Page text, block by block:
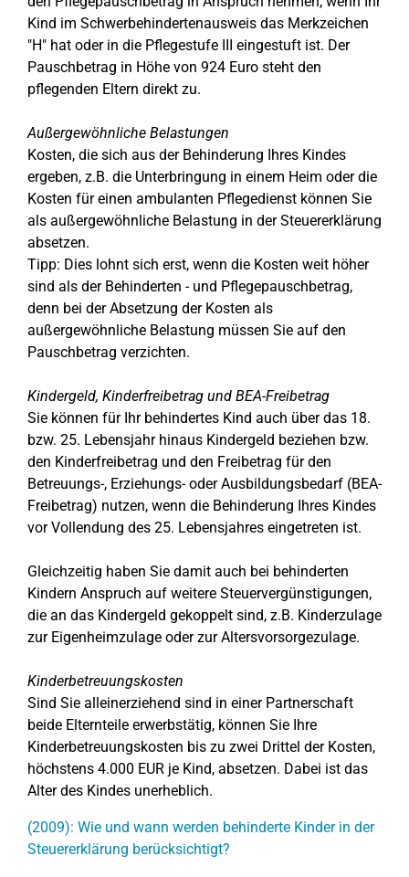
Kind im Schwerbehindertenausweis das Merkzeichen
"H" hat oder in die Pflegestufe III eingestuft ist. Der
Pauschbetrag in Höhe von 924 Euro steht den
pflegenden Eltern direkt zu.
Außergewöhnliche Belastungen
Kosten, die sich aus der Behinderung Ihres Kindes
ergeben, z.B. die Unterbringung in einem Heim oder die
Kosten für einen ambulanten Pflegedienst können Sie
als außergewöhnliche Belastung in der Steuererklärung
absetzen.
Tipp: Dies lohnt sich erst, wenn die Kosten weit höher
sind als der Behinderten - und Pflegepauschbetrag,
denn bei der Absetzung der Kosten als
außergewöhnliche Belastung müssen Sie auf den
Pauschbetrag verzichten.
Kindergeld, Kinderfreibetrag und BEA-Freibetrag
Sie können für Ihr behindertes Kind auch über das 18.
bzw. 25. Lebensjahr hinaus Kindergeld beziehen bzw.
den Kinderfreibetrag und den Freibetrag für den
Betreuungs-, Erziehungs- oder Ausbildungsbedarf (BEA-
Freibetrag) nutzen, wenn die Behinderung Ihres Kindes
vor Vollendung des 25. Lebensjahres eingetreten ist.
Gleichzeitig haben Sie damit auch bei behinderten
Kindern Anspruch auf weitere Steuervergünstigungen,
die an das Kindergeld gekoppelt sind, z.B. Kinderzulage
zur Eigenheimzulage oder zur Altersvorsorgezulage.
Kinderbetreuungskosten
Sind Sie alleinerziehend sind in einer Partnerschaft
beide Elternteile erwerbstätig, können Sie Ihre
Kinderbetreuungskosten bis zu zwei Drittel der Kosten,
höchstens 4.000 EUR je Kind, absetzen. Dabei ist das
Alter des Kindes unerheblich.
(2009): Wie und wann werden behinderte Kinder in der
Steuererklärung berücksichtigt?